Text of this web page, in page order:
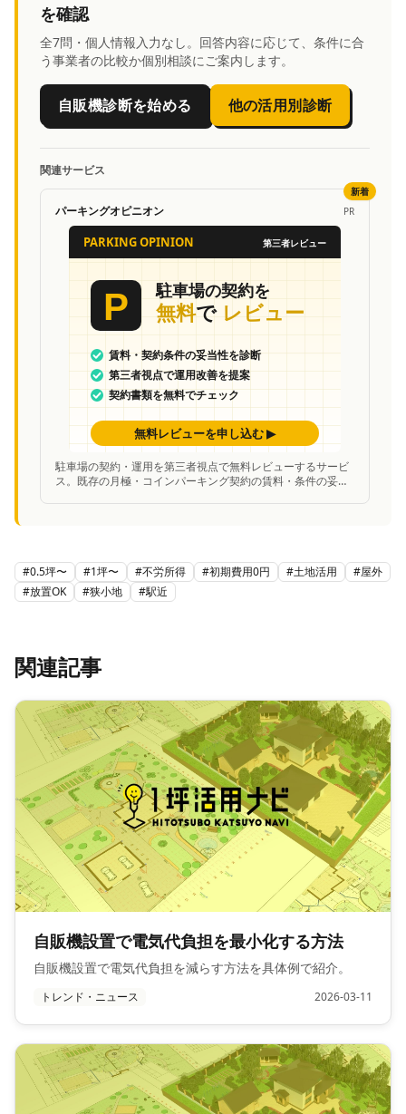
を確認
全7問・個人情報入力なし。回答内容に応じて、条件に合
う事業者の比較か個別相談にご案内します。
自販機診断を始める 他の活用別診断
関連サービス
パーキングオピニオン PR
駐車場の契約・運用を第三者視点で無料レビューするサービ
ス。既存の月極・コインパーキング契約の賃料・条件の妥当
新着
#0.5坪〜 #1坪〜 #不労所得 #初期費用0円 #土地活用 #屋外
#放置OK #狭小地 #駅近
関連記事
自販機設置で電気代負担を最小化する方法
自販機設置で電気代負担を減らす方法を具体例で紹介。
トレンド・ニュース 2026-03-11